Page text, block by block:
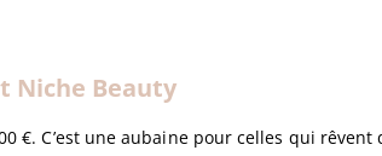
Niche Beauty
€. C’est une aubaine pour celles qui rêvent